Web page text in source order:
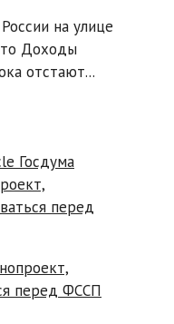
на улице
Доходы
отстают...
перед ФССП